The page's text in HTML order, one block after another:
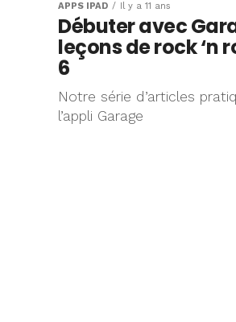
APPS IPAD Il y a 11 ans
Débuter avec
leçons de rock ‘n
6
Notre série d’articles
l’appli Garage